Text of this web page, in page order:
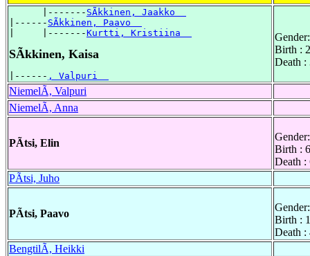
      |-------
SÃkkinen, Jaakko
|------ SÃkkinen, Paavo
|     |-------Kurtti, Kristiina
SÃkkinen, Kaisa
|------ , Valpuri
Birth :
Death :
NiemelÃ, Valpuri
NiemelÃ, Anna
PÃtsi, Elin
Birth :
Death :
PÃtsi, Juho
PÃtsi, Paavo
Birth :
Death :
BengtilÃ, Heikki